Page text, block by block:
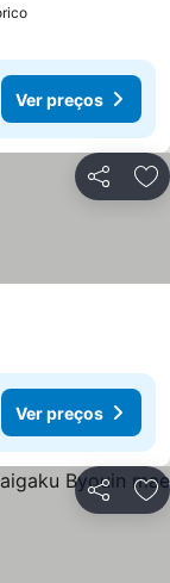
Ver preços
Partilhar
Ver preços
Partilhar